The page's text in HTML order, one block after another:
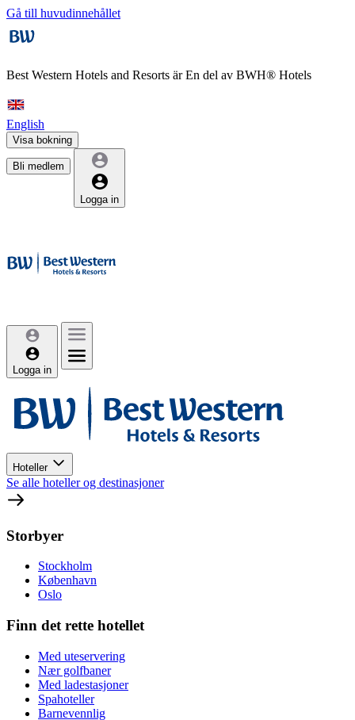
Gå till huvudinnehållet
Best Western Hotels and Resorts ärEn del av BWH® Hotels
English
Visa bokning
Bli medlem
Logga in
Logga in
Hoteller
Se alle hoteller og destinasjoner
Storbyer
Stockholm
København
Oslo
Finn det rette hotellet
Med uteservering
Nær golfbaner
Med ladestasjoner
Spahoteller
Barnevennlig